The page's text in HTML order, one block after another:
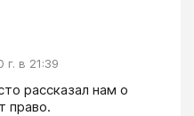
в 21:39
рассказал нам о
право.